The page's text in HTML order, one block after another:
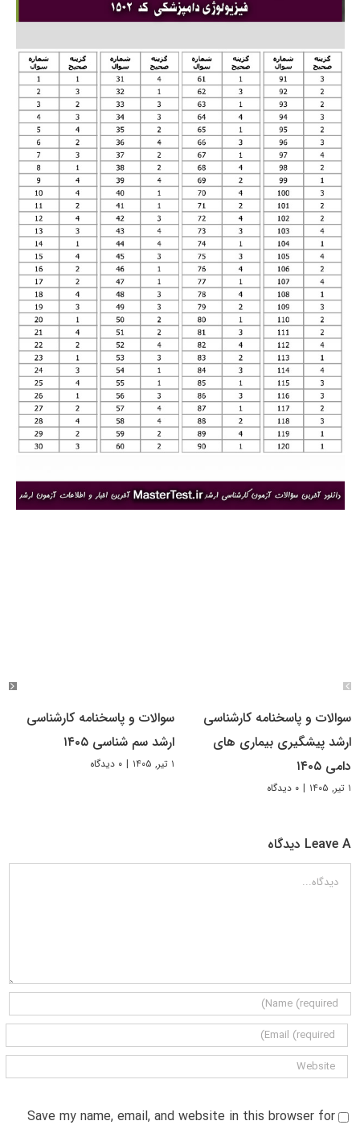
سوالات و پاسخنامه کارشناسی
ارشد پیشگیری بیماری های
دامی ۱۴۰۵
۱ تیر, ۱۴۰۵ | ۰ دیدگاه
سوالات و پاسخنامه کارشناسی
ارشد سم شناسی ۱۴۰۵
۱ تیر, ۱۴۰۵ | ۰ دیدگاه
Leave A دیدگاه
دیدگاه
Save my name, email, and website in this browser for